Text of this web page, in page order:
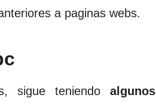
a paginas webs.
sigue teniendoalgunos